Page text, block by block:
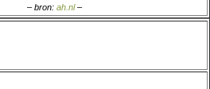
– bron:ah.nl–